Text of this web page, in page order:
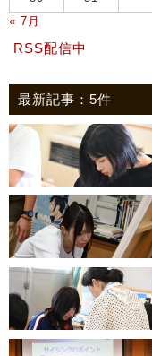
« 7月
RSS配信中
最新記事：5件